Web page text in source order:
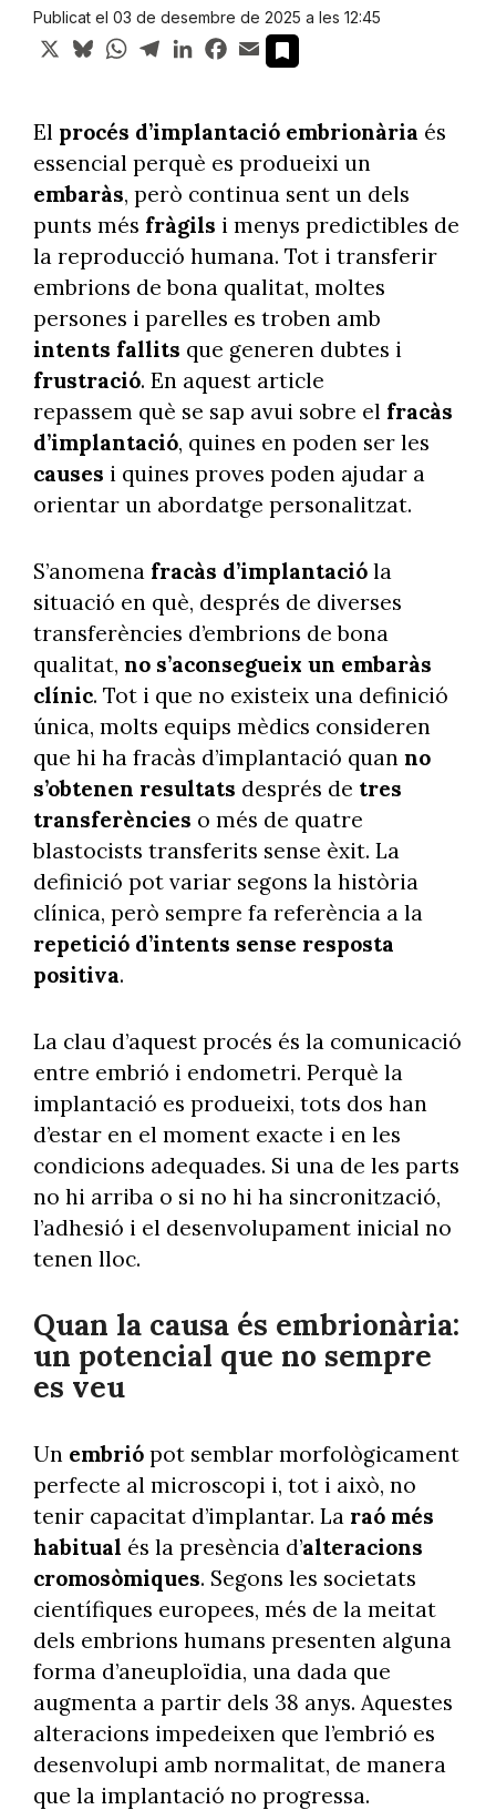
Publicat el 03 de desembre de 2025 a les 12:45
X BlueskyWhatsApp
TelegramLinkedInFacebook
Email
El procés d’implantació embrionària és
essencial perquè es produeixi un
embaràs, però continua sent un dels
punts més fràgils i menys predictibles de
la reproducció humana. Tot i transferir
embrions de bona qualitat, moltes
persones i parelles es troben amb
intents fallits que generen dubtes i
frustració. En aquest article
repassem què se sap avui sobre el fracàs
d’implantació, quines en poden ser les
causes i quines proves poden ajudar a
orientar un abordatge personalitzat.
S’anomena fracàs d’implantació la
situació en què, després de diverses
transferències d’embrions de bona
qualitat,no s’aconsegueix un embaràs
clínic. Tot i que no existeix una definició
única, molts equips mèdics consideren
que hi ha fracàs d’implantació quanno
s’obtenen resultats després de tres
transferències o més de quatre
blastocists transferits sense èxit. La
definició pot variar segons la història
clínica, però sempre fa referència a la
repetició d’intents sense resposta
positiva.
La clau d’aquest procés és la comunicació
entre embrió i endometri. Perquè la
implantació es produeixi, tots dos han
d’estar en el moment exacte i en les
condicions adequades. Si una de les parts
no hi arriba o si no hi ha sincronització,
l’adhesió i el desenvolupament inicial no
tenen lloc.
Quan la causa és embrionària:
un potencial que no sempre
es veu
Un embriópot semblar morfològicament
perfecte al microscopi i, tot i això, no
tenir capacitat d’implantar. La raó més
habitual és la presència d’alteracions
cromosòmiques. Segons les societats
científiques europees, més de la meitat
dels embrions humans presenten alguna
forma d’aneuploïdia, una dada que
augmenta a partir dels 38 anys. Aquestes
alteracions impedeixen que l’embrió es
desenvolupi amb normalitat, de manera
que la implantació no progressa.